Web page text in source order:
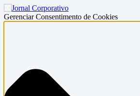
Gerenciar Consentimento de Cookies